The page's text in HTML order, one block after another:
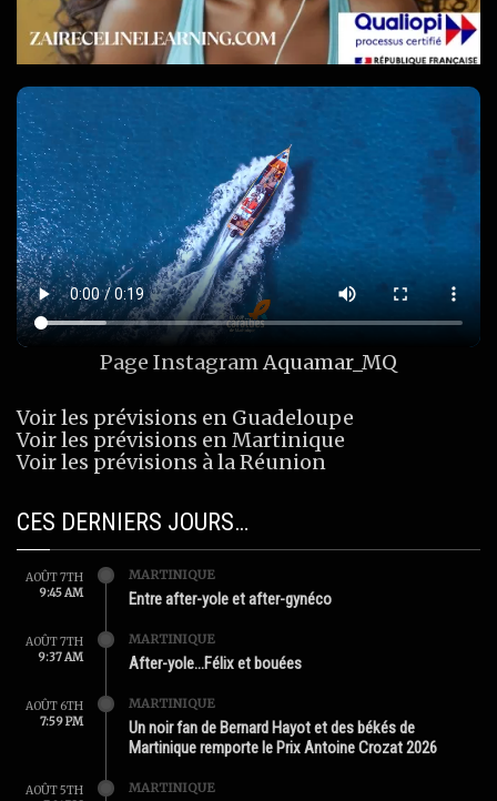
Page InstagramAquamar_MQ
Voir les prévisions en Guadeloupe
Voir les prévisions en Martinique
Voir les prévisions à la Réunion
CES DERNIERS JOURS…
AOÛT 7TH
9:45 AM
MARTINIQUE
Entre after-yole et after-gynéco
AOÛT 7TH
9:37 AM
MARTINIQUE
After-yole…Félix et bouées
AOÛT 6TH
7:59 PM
MARTINIQUE
Un noir fan de Bernard Hayot et des békés de
Martinique remporte le Prix Antoine Crozat 2026
AOÛT 5TH
MARTINIQUE